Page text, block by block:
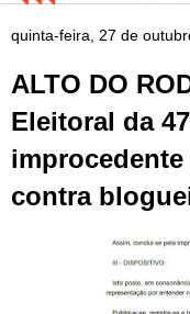
quinta-feira, 27 de
ALTO DO
Eleitoral da
contra